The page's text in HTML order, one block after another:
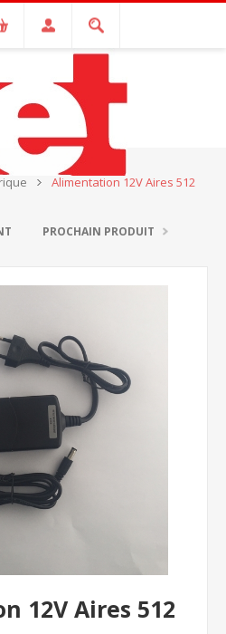
Alimentation 12V Aires 512
PROCHAIN PRODUIT
12V Aires 512